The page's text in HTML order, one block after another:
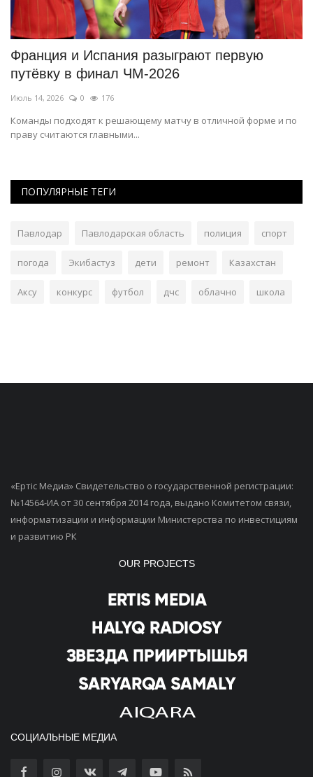
Франция и Испания разыграют первую
путёвку в финал ЧМ-2026
Июль 14, 2026 0 176
Команды подходят к решающему матчу в отличной форме и по
праву считаются главными...
ПОПУЛЯРНЫЕ ТЕГИ
Павлодар Павлодарская область полиция спорт
погода Экибастуз дети ремонт Казахстан
Аксу конкурс футбол дчс облачно школа
«Ертiс Медиа» Свидетельство о государственной регистрации:
№14564-ИА от 30 сентября 2014 года, выдано Комитетом связи,
информатизации и информации Министерства по инвестициям
и развитию РК
OUR PROJECTS
СОЦИАЛЬНЫЕ МЕДИА